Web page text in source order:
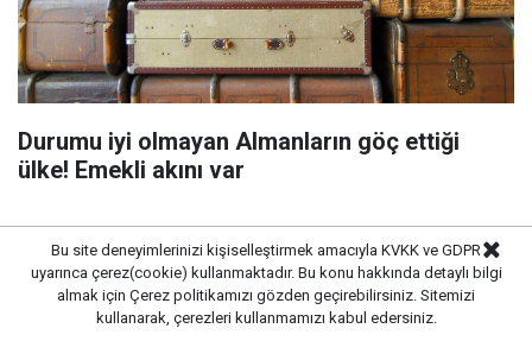
Durumu iyi olmayan Almanların göç ettiği
ülke! Emekli akını var
Bu site deneyimlerinizi kişiselleştirmek amacıyla KVKK ve GDPR
uyarınca çerez(cookie) kullanmaktadır. Bu konu hakkında detaylı bilgi
almak için Çerez politikamızı gözden geçirebilirsiniz. Sitemizi
kullanarak, çerezleri kullanmamızı kabul edersiniz.